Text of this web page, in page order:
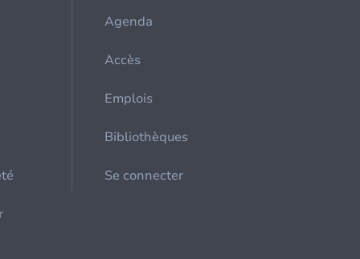
Agenda
Accès
Emplois
Bibliothèques
Se connecter